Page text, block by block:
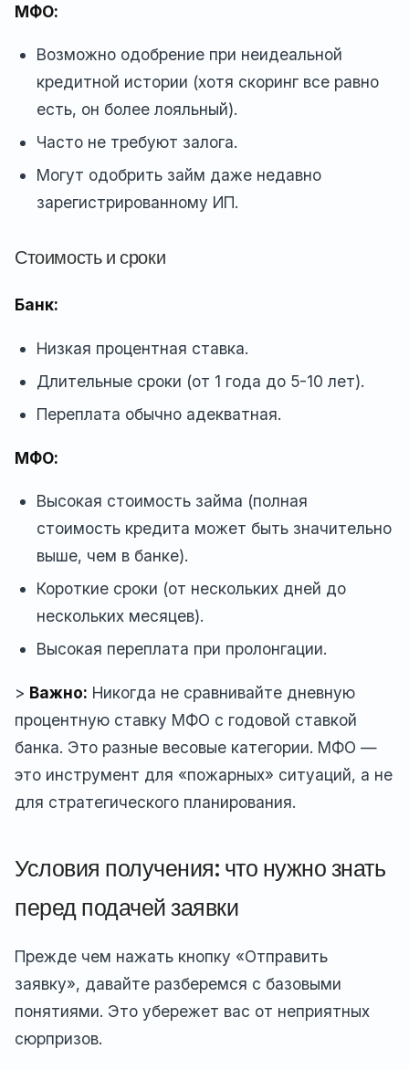
МФО:
Возможно одобрение при неидеальной
кредитной истории (хотя скоринг все равно
есть, он более лояльный).
Часто не требуют залога.
Могут одобрить займ даже недавно
зарегистрированному ИП.
Стоимость и сроки
Банк:
Низкая процентная ставка.
Длительные сроки (от 1 года до 5-10 лет).
Переплата обычно адекватная.
МФО:
Высокая стоимость займа (полная
стоимость кредита может быть значительно
выше, чем в банке).
Короткие сроки (от нескольких дней до
нескольких месяцев).
Высокая переплата при пролонгации.
> Важно: Никогда не сравнивайте дневную
процентную ставку МФО с годовой ставкой
банка. Это разные весовые категории. МФО —
это инструмент для «пожарных» ситуаций, а не
для стратегического планирования.
Условия получения: что нужно знать
перед подачей заявки
Прежде чем нажать кнопку «Отправить
заявку», давайте разберемся с базовыми
понятиями. Это убережет вас от неприятных
сюрпризов.